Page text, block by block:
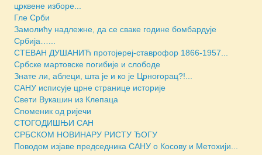
црквене изборе...
Гле Срби
Замолићу надлежне, да се сваке године бомбардује
Србија…...
СТЕВАН ДУШАНИЋ протојереј-ставрофор 1866-1957...
Србске мартовске погибије и слободе
Знате ли, аблеци, шта је и ко је Црногорац?!...
САНУ исписује црне странице историје
Свети Вукашин из Клепаца
Споменик од ријечи
СТОГОДИШЊИ САН
СРБСКОМ НОВИНАРУ РИСТУ ЂОГУ
Поводом изјаве председника САНУ о Косову и Метохији...